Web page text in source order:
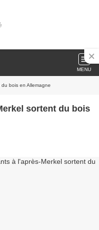
MENU
bois en Allemagne
sortent du bois